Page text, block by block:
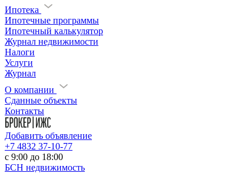
Ипотека
Ипотечные программы
Ипотечный калькулятор
Журнал недвижимости
Налоги
Услуги
Журнал
О компании
Сданные объекты
Контакты
Добавить объявление
+7 4832 37-10-77
c 9:00 до 18:00
БСН недвижимость